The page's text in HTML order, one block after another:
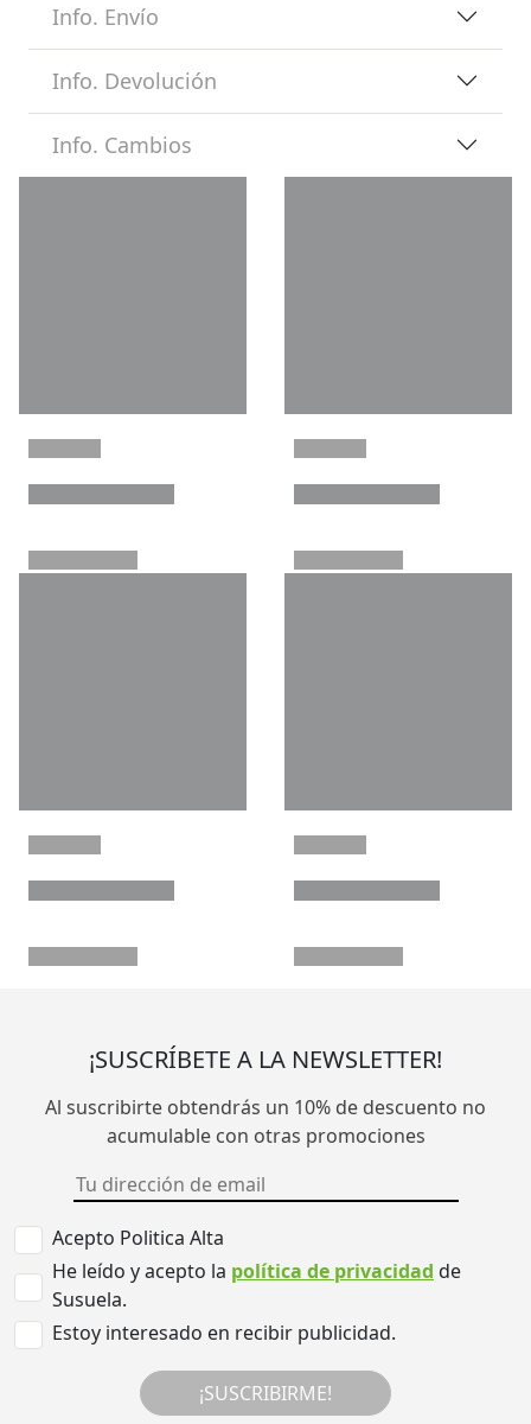
Info. Envío
Info. Devolución
Info. Cambios
¡SUSCRÍBETE A LA NEWSLETTER!
Al suscribirte obtendrás un 10% de descuento no
acumulable con otras promociones
Acepto Politica Alta
He leído y acepto la política de privacidad de
Susuela.
Estoy interesado en recibir publicidad.
¡SUSCRIBIRME!